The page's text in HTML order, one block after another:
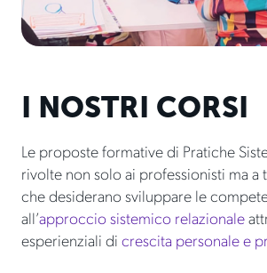
I NOSTRI CORSI
Le proposte formative di Pratiche
rivolte non solo ai professionisti ma a
che desiderano sviluppare le
all’approccio sistemico relazionale
esperienziali di crescita personale e